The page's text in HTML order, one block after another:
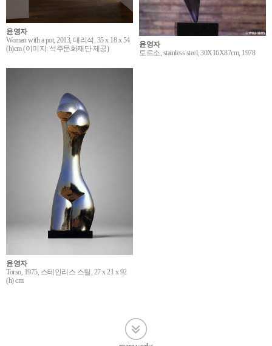
윤영자
Woman with a pot, 2013, 대리석, 35 x 18 x 54
(h)cm (이미지: 석주문화재단 제공)
윤영자
토르소, stainless steel, 30X16X87cm, 1978
윤영자
Torso, 1975, 스테인리스 스틸, 27 x 21 x 92
(h) cm